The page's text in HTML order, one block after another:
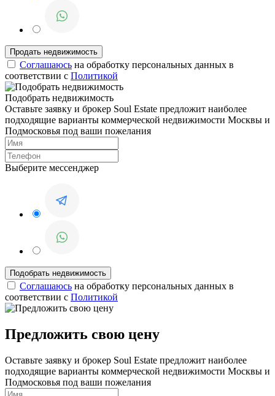
Соглашаюсь на обработку персональных данных в
соответствии с Политикой
Подобрать недвижимость
Оставьте заявку и брокер Soul Estate предложит наиболее
подходящие варианты коммерческой недвижимости Москвы и
Подмосковья под ваши пожелания
Выберите мессенджер
Соглашаюсь на обработку персональных данных в
соответствии с Политикой
Предложить свою цену
Оставьте заявку и брокер Soul Estate предложит наиболее
подходящие варианты коммерческой недвижимости Москвы и
Подмосковья под ваши пожелания